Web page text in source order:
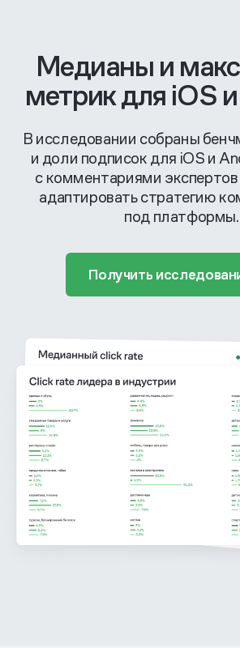
Медианы и
метрик для iOS
В исследовании собраны
и доли подписок для iOS и
с комментариями
адаптировать стратегию
под платформы.
Получить